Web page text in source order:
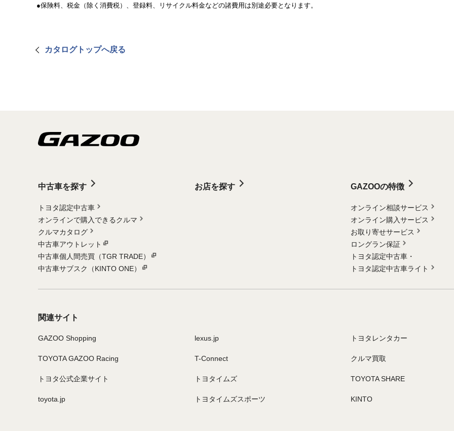
保険料、税金（除く消費税）、登録料、リサイクル料金などの諸費用は別途必要となります。
カタログトップへ戻る
中古車を探す
トヨタ認定中古車
オンラインで購入できるクルマ
クルマカタログ
中古車アウトレット
中古車個人間売買（TGR TRADE）
中古車サブスク（KINTO ONE）
お店を探す GAZOOの特徴
オンライン相談サービス
オンライン購入サービス
お取り寄せサービス
ロングラン保証
トヨタ認定中古車・
トヨタ認定中古車ライト
関連サイト
GAZOO Shopping
TOYOTA GAZOO Racing
トヨタ公式企業サイト
toyota.jp
lexus.jp
T-Connect
トヨタイムズ
トヨタイムズスポーツ
トヨタレンタカー
クルマ買取
TOYOTA SHARE
KINTO